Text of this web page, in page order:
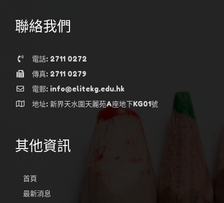
聯絡我們
電話: 2711 0272
傳真: 2711 0279
電郵: info@elitekg.edu.hk
地址: 新界天水圍天麗苑A座地下KG01號
其他資訊
首頁
最新消息